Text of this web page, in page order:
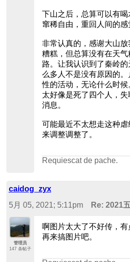
下山之后，总算可以有喝
窜稀自由，重回人间的感
非常认真的，感谢大山
糟糕，但总算没有在天
路。让我认识到了秦岭
么多人不是没有原因的
性的活动，无论什么时
太好像是死了四个人，
消息。
可能最近不太想走这种
来调整调整了。
Requiescat de pache.
caidog_zyx
5月 05, 2021; 5:11pm
Re: 2021
管理员
147 条帖子
啊图片太大了不好传，
再来搞图片吧。